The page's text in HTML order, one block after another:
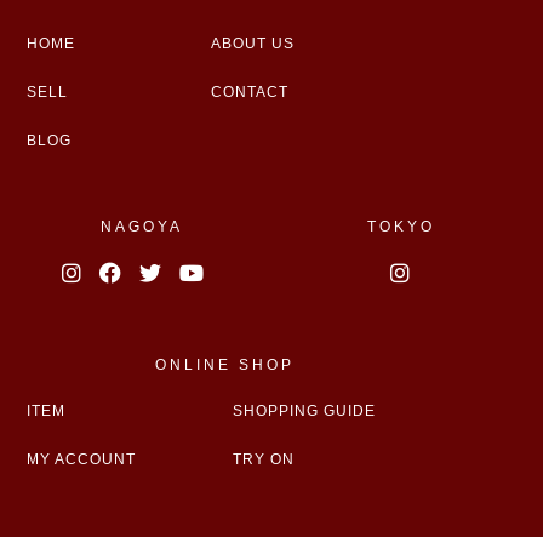
HOME ABOUT US
SELL CONTACT
BLOG
NAGOYA TOKYO
ONLINE SHOP
ITEM SHOPPING GUIDE
MY ACCOUNT TRY ON